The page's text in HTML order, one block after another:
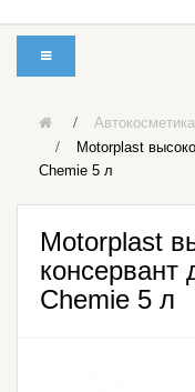
Автокосметика
Motorplast
Chemie 5 л
Motorplast
консервант
Chemie 5 л